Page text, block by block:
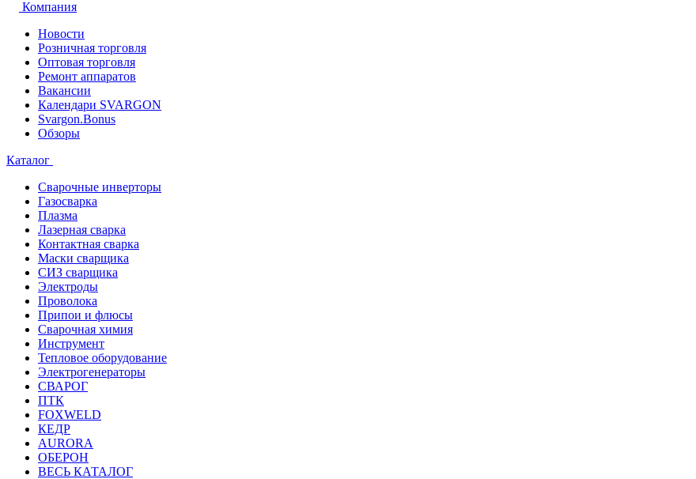
Компания
Новости
Розничная торговля
Оптовая торговля
Ремонт аппаратов
Вакансии
Календари SVARGON
Svargon.Bonus
Обзоры
Каталог
Сварочные инверторы
Газосварка
Плазма
Лазерная сварка
Контактная сварка
Маски сварщика
СИЗ сварщика
Электроды
Проволока
Припои и флюсы
Сварочная химия
Инструмент
Тепловое оборудование
Электрогенераторы
СВАРОГ
ПТК
FOXWELD
КЕДР
AURORA
ОБЕРОН
ВЕСЬ КАТАЛОГ